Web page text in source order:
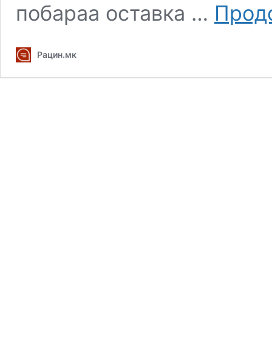
побараа оставка …
Рацин.мк